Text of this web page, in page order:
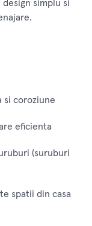
si coroziune
eficienta
(suruburi
spatii din casa